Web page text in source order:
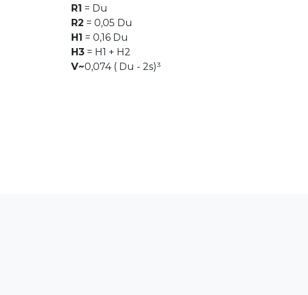
R1 = Du
R2 = 0,05 Du
H1 = 0,16 Du
H3 = H1 + H2
V~0,074 ( Du - 2s)³